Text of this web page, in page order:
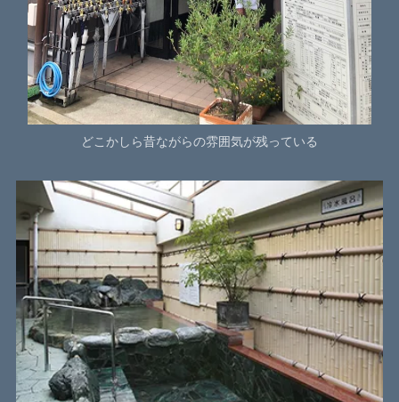
どこかしら昔ながらの雰囲気が残っている